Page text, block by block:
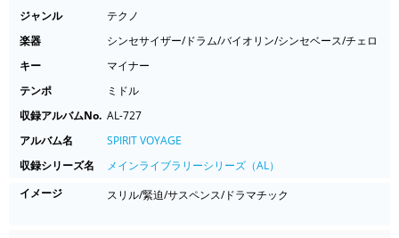
ジャンル
テクノ
楽器
シンセサイザー/ドラム/バイオリン/シンセベース/チェロ
キー
マイナー
テンポ
ミドル
収録アルバムNo. AL-727
アルバム名
SPIRIT VOYAGE
収録シリーズ名
メインライブラリーシリーズ（AL）
イメージ
スリル/緊迫/サスペンス/ドラマチック